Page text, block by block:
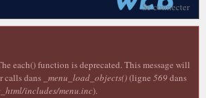
Se connecter
each() function is deprecated. This message will
calls dans _menu_load_objects()(ligne 569dans
includes/menu.inc).